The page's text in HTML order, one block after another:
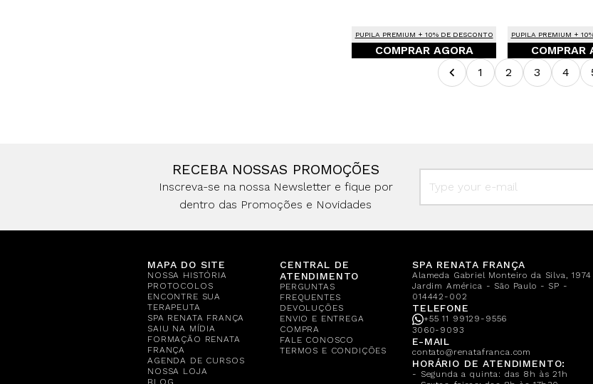
PUPILA PREMIUM + 10% DE DESCONTO
COMPRAR AGORA
PUPILA PREMIUM +
COMPRAR
1
2 3 4
RECEBA NOSSAS PROMOÇÕES
Inscreva-se na nossa Newsletter e fique por
dentro das Promoções e Novidades
MAPA DO SITE
NOSSA HISTÓRIA
PROTOCOLOS
ENCONTRE SUA
TERAPEUTA
SPA RENATA FRANÇA
SAIU NA MÍDIA
FORMAÇÃO RENATA
FRANÇA
AGENDA DE CURSOS
NOSSA LOJA
BLOG
CENTRAL DE
ATENDIMENTO
PERGUNTAS
FREQUENTES
DEVOLUÇÕES
ENVIO E ENTREGA
COMPRA
FALE CONOSCO
TERMOS E CONDIÇÕES
SPA RENATA FRANÇA
Alameda Gabriel Monteiro da Silva, 1974
Jardim América - São Paulo - SP -
014442-002
TELEFONE
+55 11 99129-9556
3060-9093
E-MAIL
contato@renatafranca.com
HORÁRIO DE ATENDIMENTO:
- Segunda a quinta: das 8h às 21h